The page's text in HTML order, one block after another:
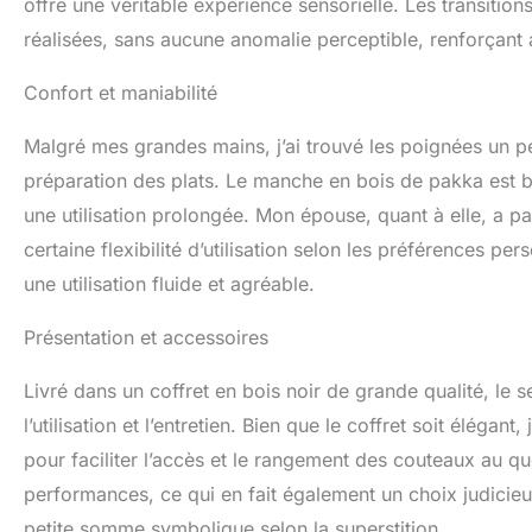
chaque cuisine.
réalisées, sans aucune anomalie perceptible,
Confort et maniabilité
Malgré mes grandes mains, j’ai trouvé les poignées un
préparation des plats. Le manche en bois de pakka est
une utilisation prolongée. Mon épouse, quant à elle, a
certaine flexibilité d’utilisation selon les préférences
une utilisation fluide et agréable.
Présentation et accessoires
Livré dans un coffret en bois noir de grande qualité, le
l’utilisation et l’entretien. Bien que le coffret soit
pour faciliter l’accès et le rangement des couteaux au
performances, ce qui en fait également un choix